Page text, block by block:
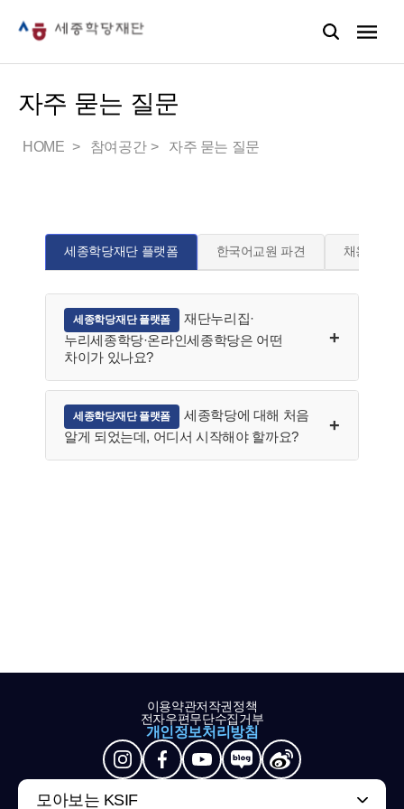
자주 묻는 질문
HOME 참여공간 자주 묻는 질문
세종학당재단 플랫폼 한국어교원 파견 채용
세종학당재단 플랫폼
재단누리집·
누리세종학당·온라인세종학당은 어떤
차이가 있나요?
세종학당재단 플랫폼
세종학당에 대해 처음
알게 되었는데, 어디서 시작해야 할까요?
이용약관저작권정책
전자우편무단수집거부
개인정보처리방침
모아보는 KSIF